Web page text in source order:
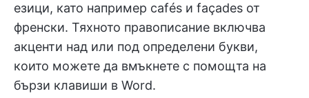
езици, като например cafés и façades от
френски. Тяхното правописание включва
акценти над или под определени букви,
които можете да вмъкнете с помощта на
бързи клавиши в Word.